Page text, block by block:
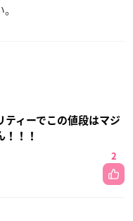
ティーでこの値段はマジ
！！
2